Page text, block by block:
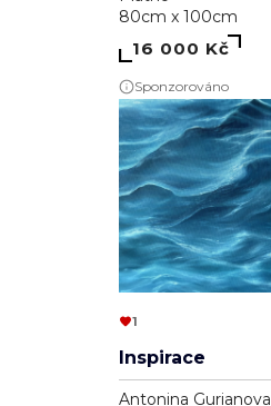
80cm x 100cm
16 000 Kč
Sponzorováno
1
Inspirace
Antonina Gurianova